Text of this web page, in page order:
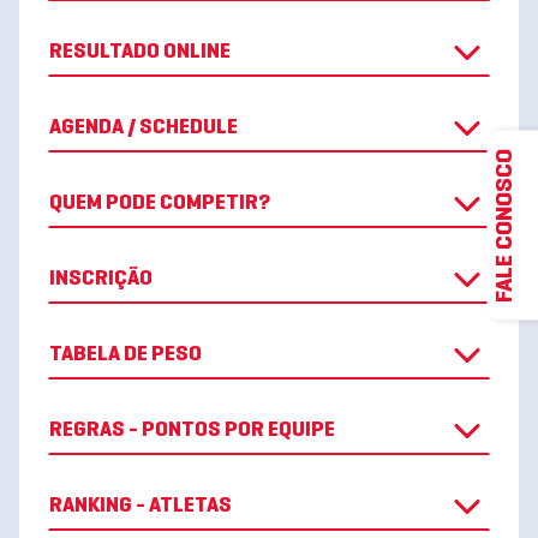
RESULTADO ONLINE
AGENDA / SCHEDULE
QUEM PODE COMPETIR?
INSCRIÇÃO
TABELA DE PESO
REGRAS - PONTOS POR EQUIPE
RANKING - ATLETAS
FALE CONOSCO